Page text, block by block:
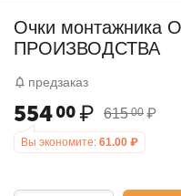
Очки
ПРОИЗВОДСТВА
предзаказ
55400₽ 615 00 ₽
Вы экономите: 61.00 ₽